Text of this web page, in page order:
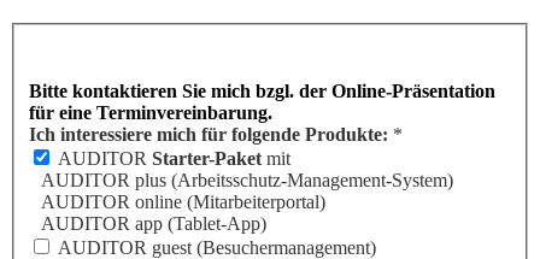
Bitte kontaktieren Sie mich bzgl. der Online-Präsentation
für eine Terminvereinbarung.
Ich interessiere mich für folgende Produkte: *
AUDITOR Starter-Paket mit
AUDITOR plus (Arbeitsschutz-Management-System)
AUDITOR online (Mitarbeiterportal)
AUDITOR app (Tablet-App)
AUDITOR guest (Besuchermanagement)